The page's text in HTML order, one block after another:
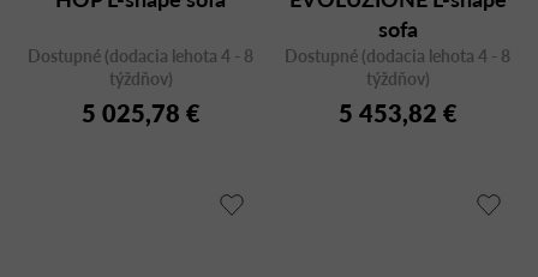
Dostupné (dodacia lehota 4 - 8
týždňov)
5 025,78 €
sofa
Dostupné (dodacia lehota 4 - 8
týždňov)
5 453,82 €